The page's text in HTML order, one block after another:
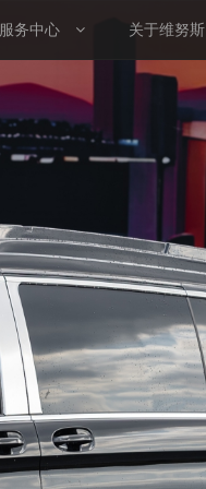
服务中心 关于维努斯